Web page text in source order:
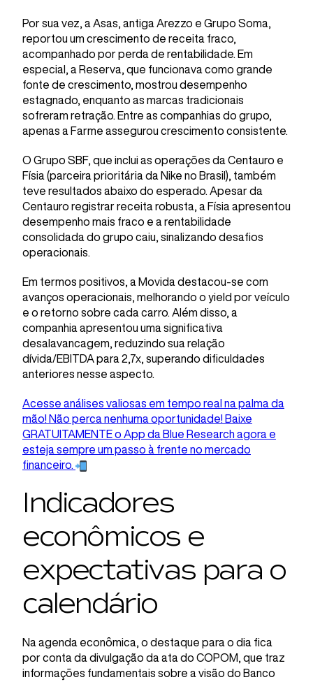
Por sua vez, a Asas, antiga Arezzo e Grupo Soma,
reportou um crescimento de receita fraco,
acompanhado por perda de rentabilidade. Em
especial, a Reserva, que funcionava como grande
fonte de crescimento, mostrou desempenho
estagnado, enquanto as marcas tradicionais
sofreram retração. Entre as companhias do grupo,
apenas a Farme assegurou crescimento consistente.
O Grupo SBF, que inclui as operações da Centauro e
Físia (parceira prioritária da Nike no Brasil), também
teve resultados abaixo do esperado. Apesar da
Centauro registrar receita robusta, a Físia apresentou
desempenho mais fraco e a rentabilidade
consolidada do grupo caiu, sinalizando desafios
operacionais.
Em termos positivos, a Movida destacou-se com
avanços operacionais, melhorando o yield por veículo
e o retorno sobre cada carro. Além disso, a
companhia apresentou uma significativa
desalavancagem, reduzindo sua relação
dívida/EBITDA para 2,7x, superando dificuldades
anteriores nesse aspecto.
Acesse análises valiosas em tempo real na palma da
mão! Não perca nenhuma oportunidade! Baixe
GRATUITAMENTE o App da Blue Research agora e
esteja sempre um passo à frente no mercado
financeiro.
Indicadores
econômicos e
expectativas para o
calendário
Na agenda econômica, o destaque para o dia fica
por conta da divulgação da ata do COPOM, que traz
informações fundamentais sobre a visão do Banco